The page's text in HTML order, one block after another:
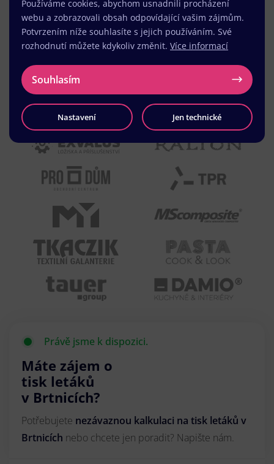
Právě jsme k dispozici.
Máte zájem o
tisk letáků
v Brtnicích?
Potřebujete nezávaznou kalkulaci na tisk letáků v
Brtnicích nebo chcete jen poradit? Napište nám.
Používáme cookies, abychom usnadnili procházení
webu a zobrazovali obsah odpovídající vašim zájmům.
Potvrzením níže souhlasíte s jejich používáním. Své
rozhodnutí můžete kdykoliv změnit. Více informací
Souhlasím
Nastavení Jen technické